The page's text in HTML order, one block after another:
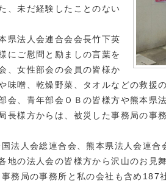
、未だ経験したことのない
県法人会連合会会長竹下英
にご慰問と励ましの言葉を
、女性部会の会員の皆様か
味噌、乾燥野菜、タオルなどの救援
会、青年部会ＯＢの皆様方や熊本県
長様方からは、被災した事務局の事
法人会総連合会、熊本県法人会連合
地の法人会の皆様方から沢山のお見
務局の事務所と私の会社も含め187